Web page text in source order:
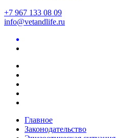
+7 967 133 08 09
info@vetandlife.ru
Главное
Законодательство